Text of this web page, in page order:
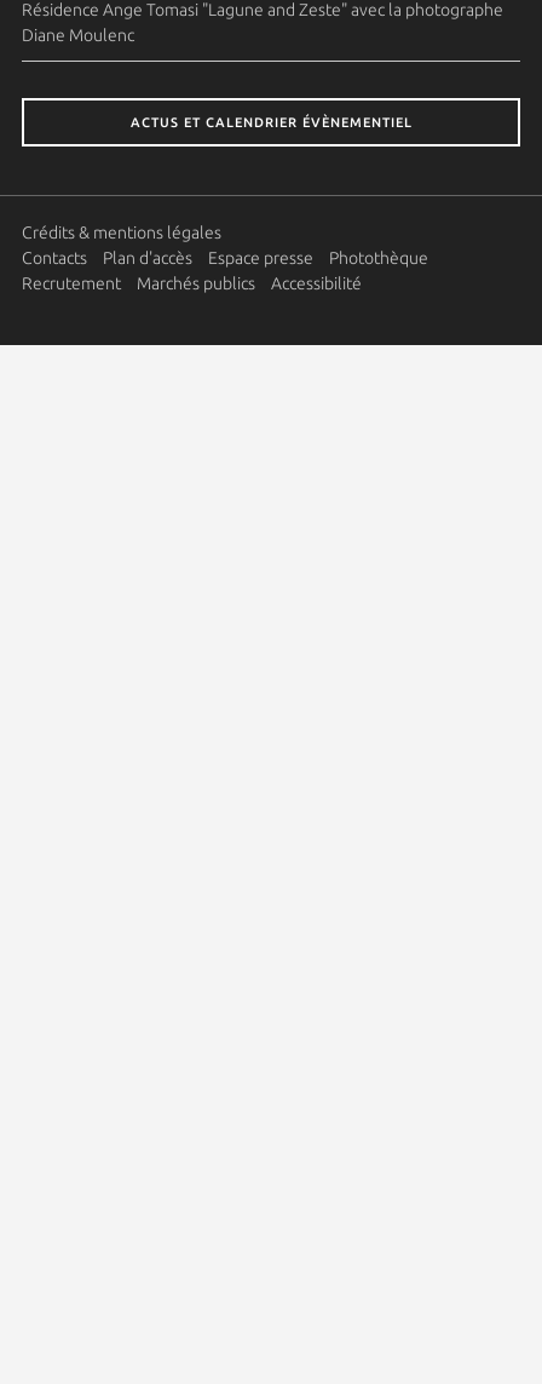
Résidence Ange Tomasi "Lagune and Zeste" avec la photographe
Diane Moulenc
ACTUS ET CALENDRIER ÉVÈNEMENTIEL
Crédits & mentions légales
Contacts
Plan d'accès Espace presse
Photothèque
Recrutement
Marchés publics Accessibilité